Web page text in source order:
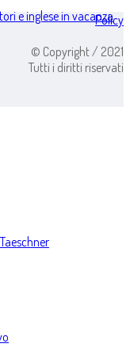
e inglese in vacanza
Policy
© Copyright / 2021
Tutti i diritti riservati